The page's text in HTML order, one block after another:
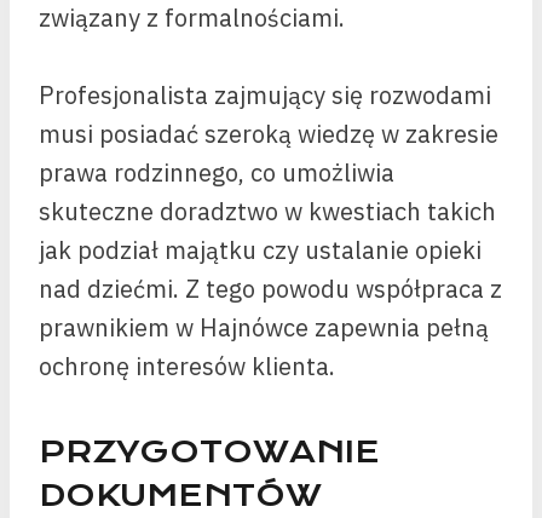
związany z formalnościami.
Profesjonalista zajmujący się rozwodami
musi posiadać szeroką wiedzę w zakresie
prawa rodzinnego, co umożliwia
skuteczne doradztwo w kwestiach takich
jak podział majątku czy ustalanie opieki
nad dziećmi. Z tego powodu współpraca z
prawnikiem w Hajnówce zapewnia pełną
ochronę interesów klienta.
PRZYGOTOWANIE
DOKUMENTÓW